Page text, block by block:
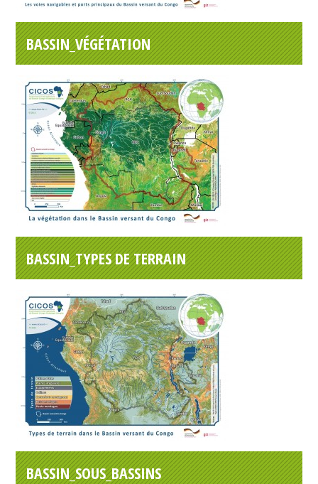
BASSIN_VÉGÉTATION
BASSIN_TYPES DE TERRAIN
BASSIN_SOUS_BASSINS